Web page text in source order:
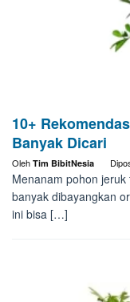
10+
Banyak Dicari
Oleh Tim BibitNesia
Menanam pohon
banyak dibayangkan
ini bisa […]